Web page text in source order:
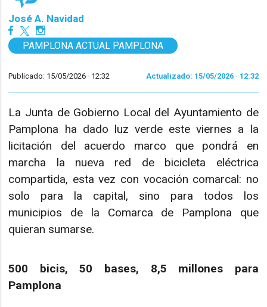
José A. Navidad
PAMPLONA ACTUAL PAMPLONA
Publicado: 15/05/2026 · 12:32 Actualizado: 15/05/2026 · 12:32
La Junta de Gobierno Local del Ayuntamiento de
Pamplona ha dado luz verde este viernes a la
licitación del acuerdo marco que pondrá en
marcha la nueva red de bicicleta eléctrica
compartida, esta vez con vocación comarcal: no
solo para la capital, sino para todos los
municipios de la Comarca de Pamplona que
quieran sumarse.
500 bicis, 50 bases, 8,5 millones para
Pamplona